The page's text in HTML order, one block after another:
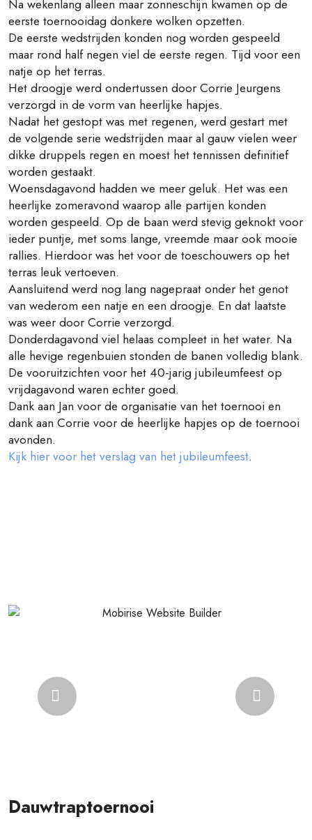
Na wekenlang alleen maar zonneschijn kwamen op de
eerste toernooidag donkere wolken opzetten.
De eerste wedstrijden konden nog worden gespeeld
maar rond half negen viel de eerste regen. Tijd voor een
natje op het terras.
Het droogje werd ondertussen door Corrie Jeurgens
verzorgd in de vorm van heerlijke hapjes.
Nadat het gestopt was met regenen, werd gestart met
de volgende serie wedstrijden maar al gauw vielen weer
dikke druppels regen en moest het tennissen definitief
worden gestaakt.
Woensdagavond hadden we meer geluk. Het was een
heerlijke zomeravond waarop alle partijen konden
worden gespeeld. Op de baan werd stevig geknokt voor
ieder puntje, met soms lange, vreemde maar ook mooie
rallies. Hierdoor was het voor de toeschouwers op het
terras leuk vertoeven.
Aansluitend werd nog lang nagepraat onder het genot
van wederom een natje en een droogje. En dat laatste
was weer door Corrie verzorgd.
Donderdagavond viel helaas compleet in het water. Na
alle hevige regenbuien stonden de banen volledig blank.
De vooruitzichten voor het 40-jarig jubileumfeest op
vrijdagavond waren echter goed.
Dank aan Jan voor de organisatie van het toernooi en
dank aan Corrie voor de heerlijke hapjes op de toernooi
avonden.
Kijk hier voor het verslag van het jubileumfeest.
Previous Next
Dauwtraptoernooi